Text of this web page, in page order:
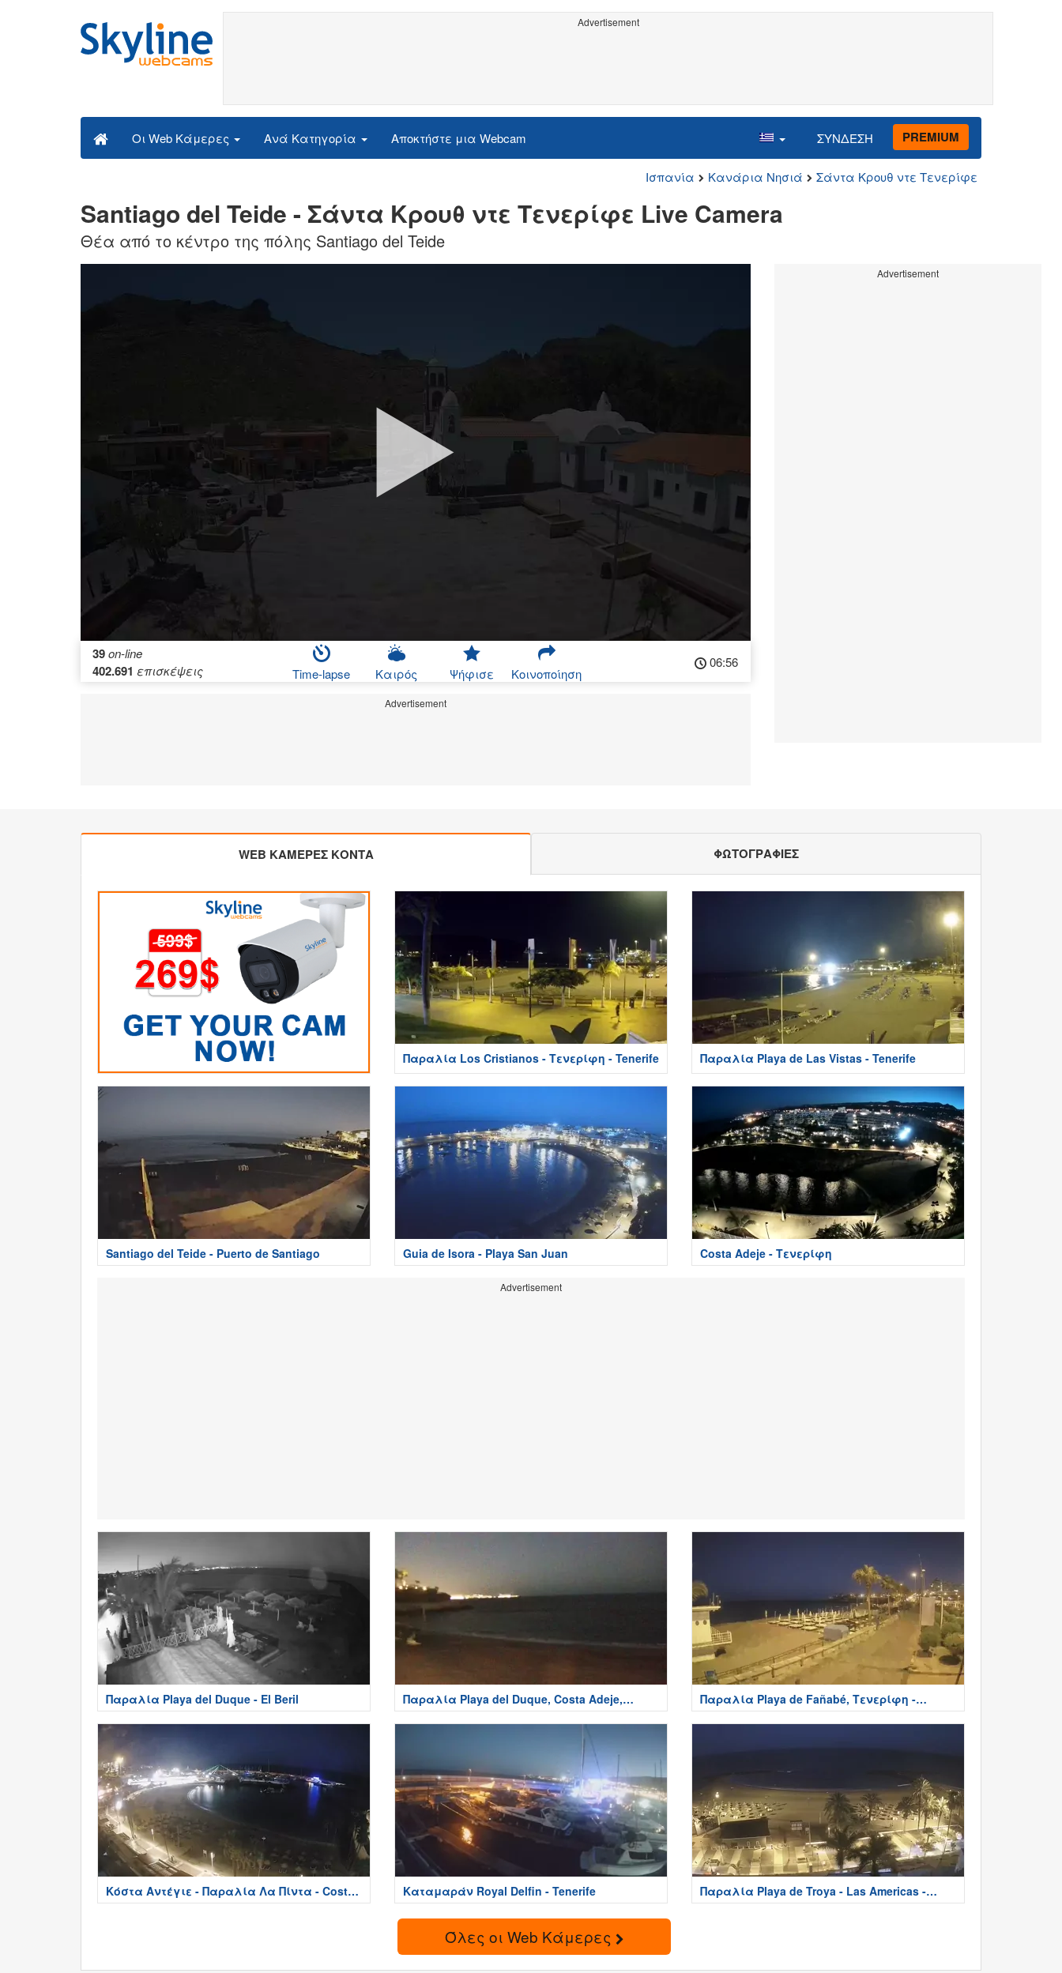
Advertisement
Οι Web Κάμερες Ανά Κατηγορία Αποκτήστε μια Webcam ΣΥΝΔΕΣΗ PREMIUM
Ισπανία Κανάρια Νησιά Σάντα Κρουθ ντε Τενερίφε
Santiago del Teide - Σάντα Κρουθ ντε Τενερίφε Live Camera
Θέα από το κέντρο της πόλης Santiago del Teide
39on-line
402.691 επισκέψεις Time-lapse Καιρός Ψήφισε Κοινοποίηση
06:56
Advertisement
Advertisement
WEB ΚΑΜΕΡΕΣ ΚΟΝΤΑ ΦΩΤΟΓΡΑΦΙΕΣ
Παραλία Los Cristianos - Τενερίφη - Tenerife Παραλία Playa de Las Vistas - Tenerife
Santiago del Teide - Puerto de Santiago Guia de Isora - Playa San Juan Costa Adeje - Τενερίφη
Advertisement
Παραλία Playa del Duque - El Beril
Παραλία Playa del Duque, Costa Adeje,
Tenerife
Παραλία Playa de Fañabé, Τενερίφη -
Tenerife
Κόστα Αντέγιε - Παραλία Λα Πίντα - Costa
Adeje
Καταμαράν Royal Delfin - Tenerife
Παραλία Playa de Troya - Las Americas -
Tenerife
Όλες οι Web Κάμερες